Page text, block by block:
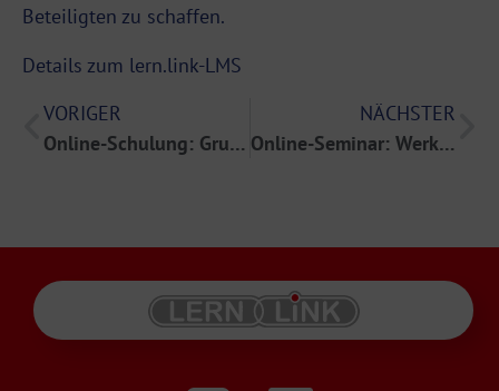
Beteiligten zu schaffen.
Details zum lern.link-LMS
VORIGER
Online-Schulung: Grundlagen der IT-Sicherheit
NÄCHSTER
Online-Seminar: Werkzeuge für Humane Ressourcen